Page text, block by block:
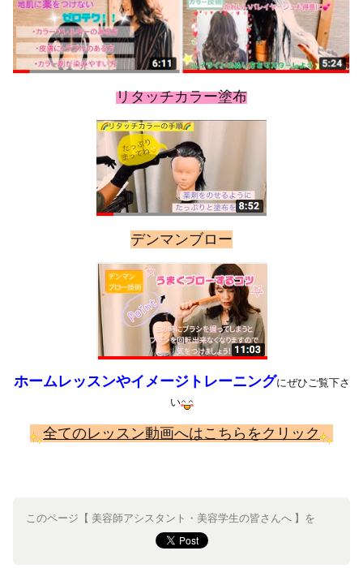
リタッチカラー塗布
デンマンブロー
ホームレッスンやイメージトレーニングにぜひご覧下さ
い
全てのレッスン動画へはこちらをクリック
このページ【 美容師アシスタント・美容学生の皆さんへ 】を